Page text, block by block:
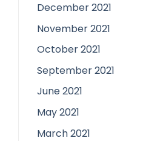
December 2021
November 2021
October 2021
September 2021
June 2021
May 2021
March 2021